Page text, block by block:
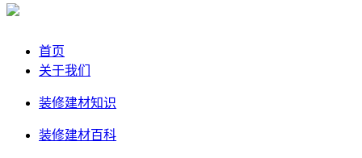
首页
关于我们
装修建材知识
装修建材百科